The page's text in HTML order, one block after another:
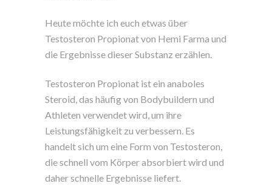
Heute möchte ich euch etwas über
Testosteron Propionat von Hemi Farma und
die Ergebnisse dieser Substanz erzählen.
Testosteron Propionat ist ein anaboles
Steroid, das häufig von Bodybuildern und
Athleten verwendet wird, um ihre
Leistungsfähigkeit zu verbessern. Es
handelt sich um eine Form von Testosteron,
die schnell vom Körper absorbiert wird und
daher schnelle Ergebnisse liefert.